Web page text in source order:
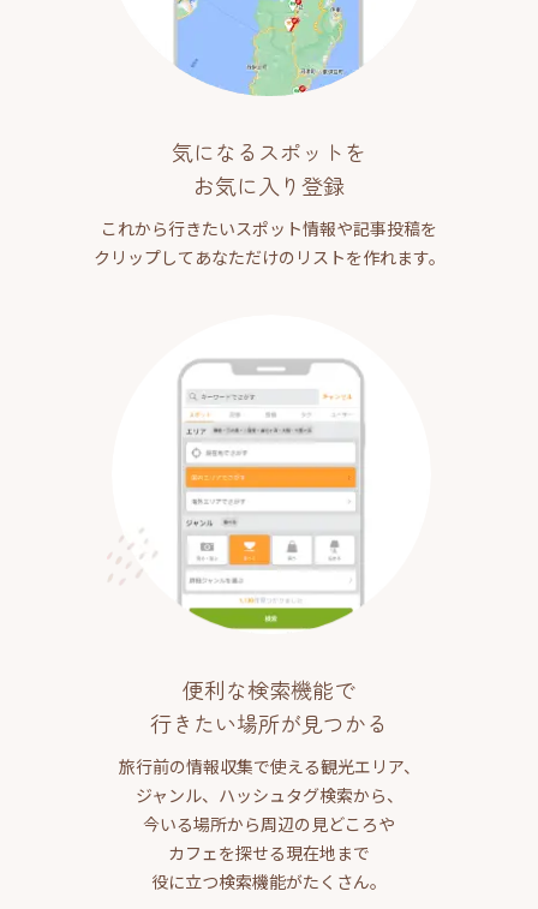
気になるスポットを
お気に入り登録
これから行きたいスポット情報や記事投稿を
クリップしてあなただけのリストを作れます。
便利な検索機能で
行きたい場所が見つかる
旅行前の情報収集で使える観光エリア、
ジャンル、ハッシュタグ検索から、
今いる場所から周辺の見どころや
カフェを探せる現在地まで
役に立つ検索機能がたくさん。